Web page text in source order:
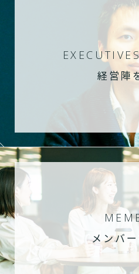
経営陣
メンバ